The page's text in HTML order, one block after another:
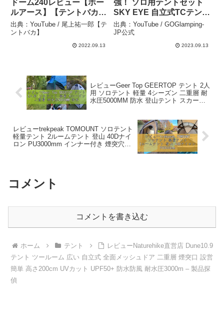
ドーム240レビュー【ホー
ルアース】【テントバカ】
– 尾上祐一郎【テントバ
カ】
出典：YouTube / 尾上祐一郎【テ
ントバカ】
2022.09.13
強！ ソロ用テントセット
SKY EYE 自立式TCテント
と専用フライシート –
GOGlamping-JP公式
出典：YouTube / GOGlamping-
JP公式
2023.09.13
レビューGeer Top GEERTOP テント 2人
用 ソロテント 軽量 4シーズン 二重層 耐
水圧5000MM 防水 登山テント スカート
レビューtrekpeak TOMOUNT ソロテント
軽量テント 2ルームテント 登山 40Dナイ
ロン PU3000mm インナー付き 煙突穴付
コメント
コメントを書き込む
ホーム テント
レビューNaturehike直営店 Dune10.9
テント ツールーム 広い 自立式 全面メッシュドア 二重層 煙突口 設営
簡単 高さ200cm UVカット UPF50+ 防水防風 耐水圧3000m – 製品探
偵